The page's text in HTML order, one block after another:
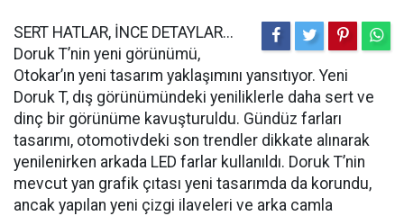
SERT HATLAR, İNCE DETAYLAR...
Doruk T’nin yeni görünümü,
Otokar’ın yeni tasarım yaklaşımını yansıtıyor. Yeni
Doruk T, dış görünümündeki yeniliklerle daha sert ve
dinç bir görünüme kavuşturuldu. Gündüz farları
tasarımı, otomotivdeki son trendler dikkate alınarak
yenilenirken arkada LED farlar kullanıldı. Doruk T’nin
mevcut yan grafik çıtası yeni tasarımda da korundu,
ancak yapılan yeni çizgi ilaveleri ve arka camla